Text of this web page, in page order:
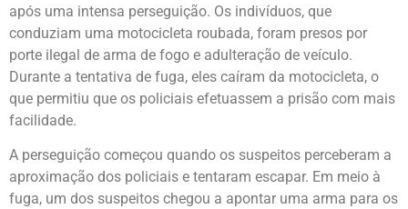
após uma intensa perseguição. Os indivíduos, que
conduziam uma motocicleta roubada, foram presos por
porte ilegal de arma de fogo e adulteração de veículo.
Durante a tentativa de fuga, eles caíram da motocicleta, o
que permitiu que os policiais efetuassem a prisão com mais
facilidade.
A perseguição começou quando os suspeitos perceberam a
aproximação dos policiais e tentaram escapar. Em meio à
fuga, um dos suspeitos chegou a apontar uma arma para os